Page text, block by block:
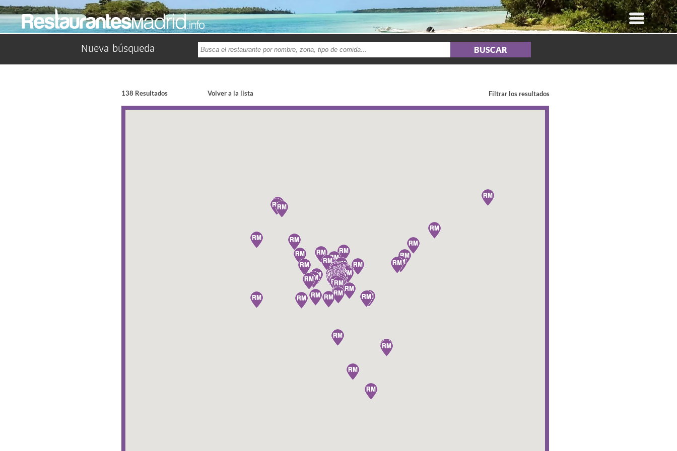
Nueva búsqueda BUSCAR
138 Resultados Volver a la lista Filtrar los resultados